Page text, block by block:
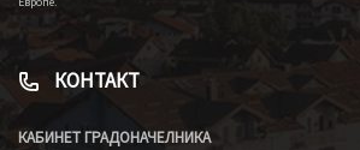
КОНТАКТ
КАБИНЕТ ГРАДОНАЧЕЛНИКА